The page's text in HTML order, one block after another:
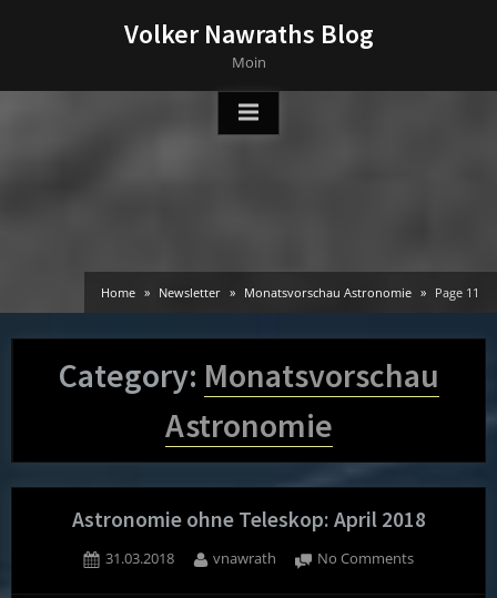
Volker Nawraths Blog
Moin
Home Newsletter Monatsvorschau Astronomie Page 11
Category: Monatsvorschau
Astronomie
Astronomie ohne Teleskop: April 2018
Posted
31.03.2018 By
vnawrath No Commentson